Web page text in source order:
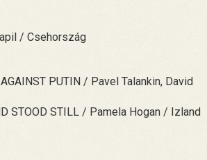
/ Csehország
PUTIN / Pavel Talankin, David
STOOD STILL / Pamela Hogan / Izland